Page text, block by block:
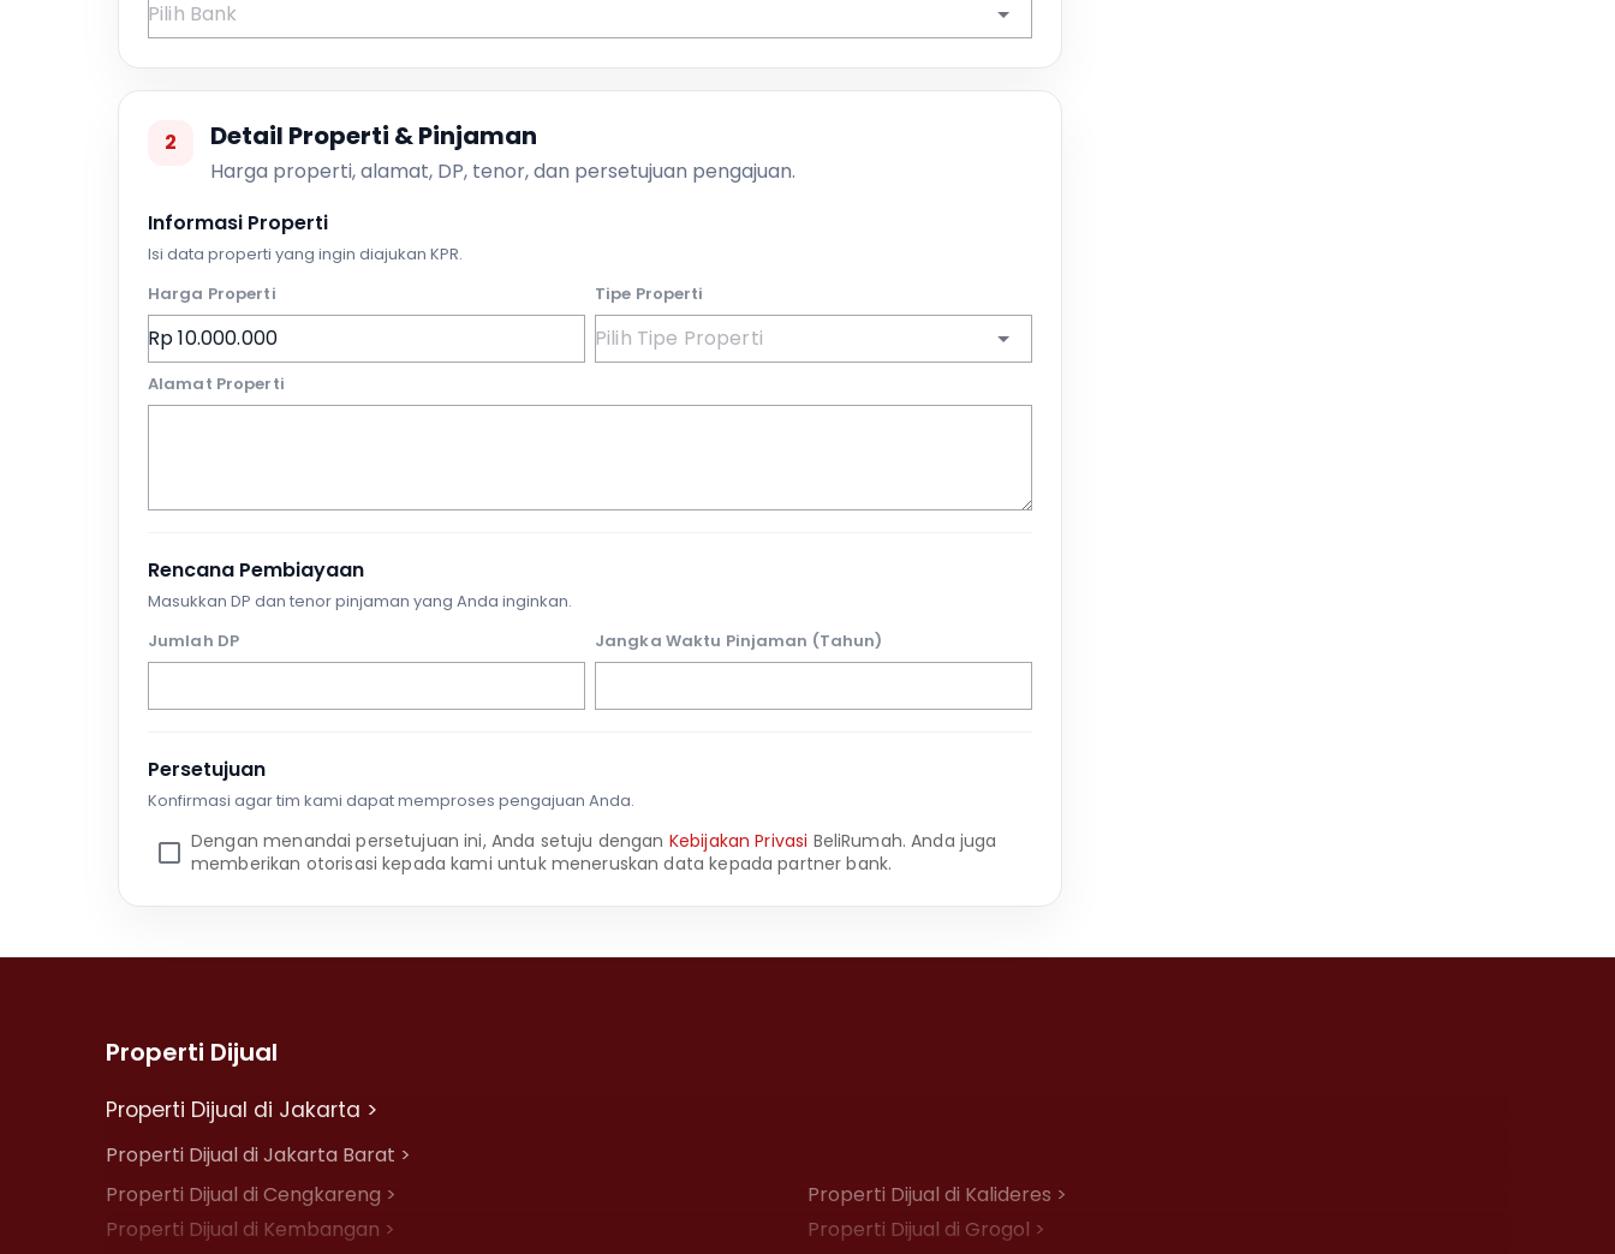
2 Detail Properti & Pinjaman
Harga properti, alamat, DP, tenor, dan persetujuan pengajuan.
Informasi Properti
Isi data properti yang ingin diajukan KPR.
Harga Properti
Tipe Properti
Alamat Properti
Rencana Pembiayaan
Masukkan DP dan tenor pinjaman yang Anda inginkan.
Jumlah DP
Jangka Waktu Pinjaman (Tahun)
Persetujuan
Konfirmasi agar tim kami dapat memproses pengajuan Anda.
Dengan menandai persetujuan ini, Anda setuju dengan Kebijakan Privasi BeliRumah. Anda juga
memberikan otorisasi kepada kami untuk meneruskan data kepada partner bank.
Properti Dijual
Properti Dijual di Jakarta >
Properti Dijual di Jakarta Barat >
Properti Dijual di Cengkareng >
Properti Dijual di Kalideres >
Properti Dijual di Kembangan >
Properti Dijual di Grogol >